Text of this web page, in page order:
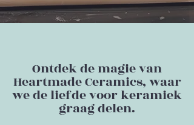
Ontdek de magie van
Heartmade Ceramics, waar
we de liefde voor keramiek
graag delen.